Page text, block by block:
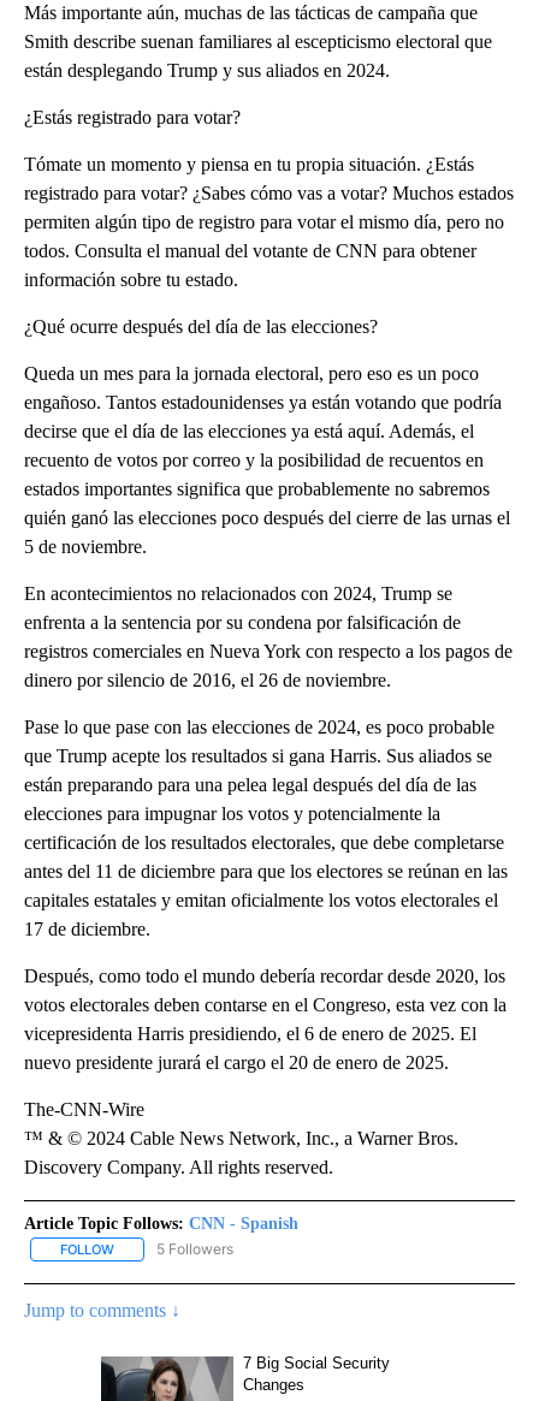
Más importante aún, muchas de las tácticas de campaña que
Smith describe suenan familiares al escepticismo electoral que
están desplegando Trump y sus aliados en 2024.
¿Estás registrado para votar?
Tómate un momento y piensa en tu propia situación. ¿Estás
registrado para votar? ¿Sabes cómo vas a votar? Muchos estados
permiten algún tipo de registro para votar el mismo día, pero no
todos. Consulta el manual del votante de CNN para obtener
información sobre tu estado.
¿Qué ocurre después del día de las elecciones?
Queda un mes para la jornada electoral, pero eso es un poco
engañoso. Tantos estadounidenses ya están votando que podría
decirse que el día de las elecciones ya está aquí. Además, el
recuento de votos por correo y la posibilidad de recuentos en
estados importantes significa que probablemente no sabremos
quién ganó las elecciones poco después del cierre de las urnas el
5 de noviembre.
En acontecimientos no relacionados con 2024, Trump se
enfrenta a la sentencia por su condena por falsificación de
registros comerciales en Nueva York con respecto a los pagos de
dinero por silencio de 2016, el 26 de noviembre.
Pase lo que pase con las elecciones de 2024, es poco probable
que Trump acepte los resultados si gana Harris. Sus aliados se
están preparando para una pelea legal después del día de las
elecciones para impugnar los votos y potencialmente la
certificación de los resultados electorales, que debe completarse
antes del 11 de diciembre para que los electores se reúnan en las
capitales estatales y emitan oficialmente los votos electorales el
17 de diciembre.
Después, como todo el mundo debería recordar desde 2020, los
votos electorales deben contarse en el Congreso, esta vez con la
vicepresidenta Harris presidiendo, el 6 de enero de 2025. El
nuevo presidente jurará el cargo el 20 de enero de 2025.
The-CNN-Wire
™ & © 2024 Cable News Network, Inc., a Warner Bros.
Discovery Company. All rights reserved.
Article Topic Follows: CNN - Spanish
FOLLOW FOLLOW "CNN - SPANISH" TO RECEIVE NOTIFICATIONS ABOUT
5 Followers
Jump to comments ↓